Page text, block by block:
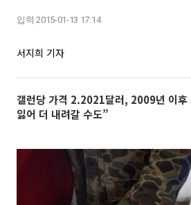
입력 2015-01-13 17:14
서지희 기자
갤런당 가격 2.2021달러, 2009년 이
잃어 더 내려갈 수도”